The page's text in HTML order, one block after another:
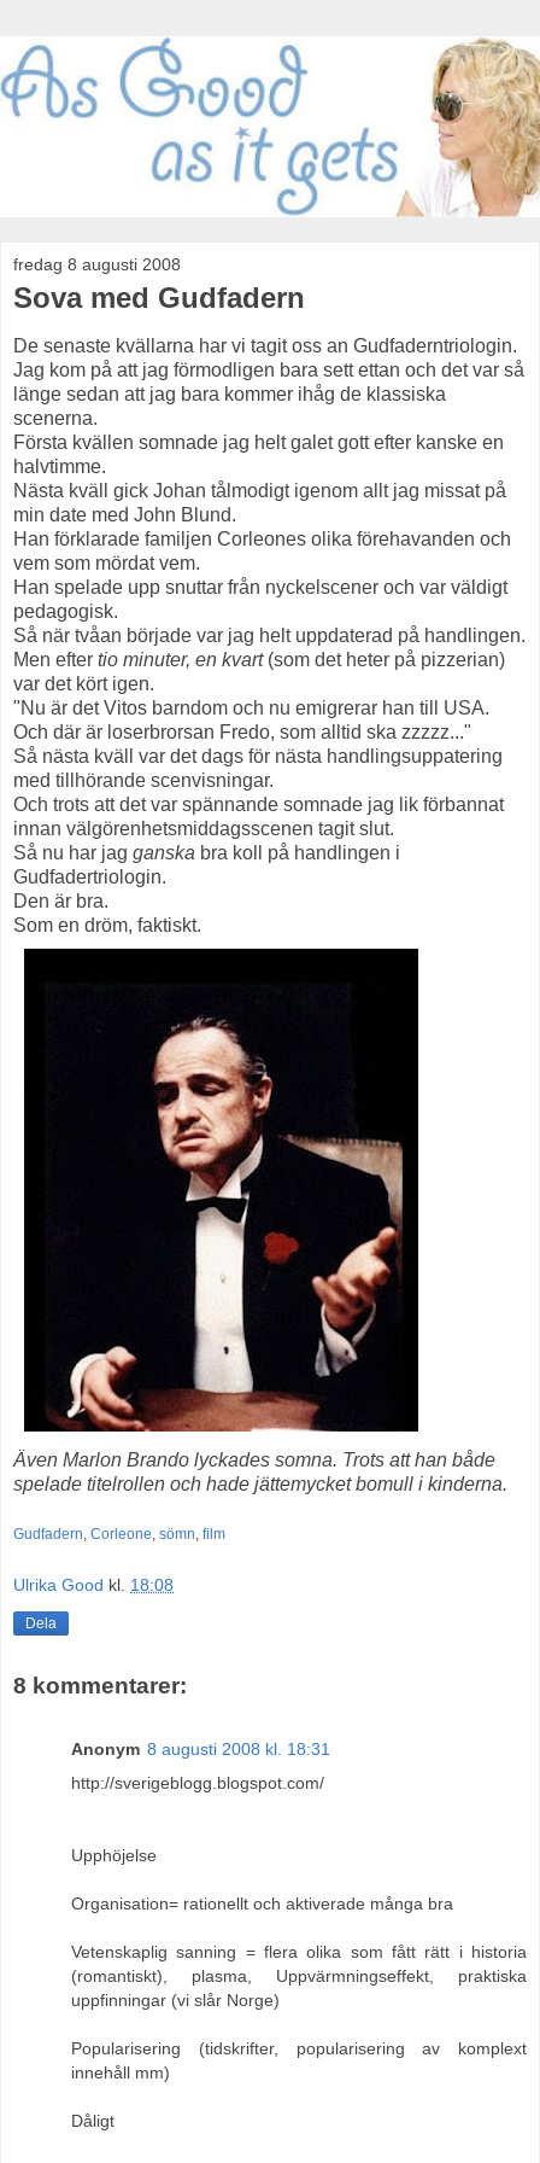
fredag 8 augusti 2008
Sova med Gudfadern
De senaste kvällarna har vi tagit oss an Gudfaderntriologin.
Jag kom på att jag förmodligen bara sett ettan och det var så
länge sedan att jag bara kommer ihåg de klassiska
scenerna.
Första kvällen somnade jag helt galet gott efter kanske en
halvtimme.
Nästa kväll gick Johan tålmodigt igenom allt jag missat på
min date med John Blund.
Han förklarade familjen Corleones olika förehavanden och
vem som mördat vem.
Han spelade upp snuttar från nyckelscener och var väldigt
pedagogisk.
Så när tvåan började var jag helt uppdaterad på handlingen.
Men efter tio minuter, en kvart(som det heter på pizzerian)
var det kört igen.
"Nu är det Vitos barndom och nu emigrerar han till USA.
Och där är loserbrorsan Fredo, som alltid ska zzzzz..."
Så nästa kväll var det dags för nästa handlingsuppatering
med tillhörande scenvisningar.
Och trots att det var spännande somnade jag lik förbannat
innan välgörenhetsmiddagsscenen tagit slut.
Så nu har jag ganska bra koll på handlingen i
Gudfadertriologin.
Den är bra.
Som en dröm, faktiskt.
Även Marlon Brando lyckades somna. Trots att han både
spelade titelrollen och hade jättemycket bomull i kinderna.
Gudfadern, Corleone, sömn, film
Ulrika Good kl. 18:08
Dela
8 kommentarer:
Anonym 8 augusti 2008 kl. 18:31
http://sverigeblogg.blogspot.com/
Upphöjelse
Organisation= rationellt och aktiverade många bra
Vetenskaplig sanning = flera olika som fått rätt i historia
(romantiskt), plasma, Uppvärmningseffekt, praktiska
uppfinningar (vi slår Norge)
Popularisering (tidskrifter, popularisering av komplext
innehåll mm)
Dåligt